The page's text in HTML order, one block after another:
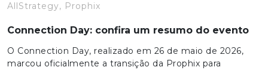
AllStrategy, Prophix
Connection Day: confira um resumo do evento
O Connection Day, realizado em 26 de maio de 2026,
marcou oficialmente a transição da Prophix para